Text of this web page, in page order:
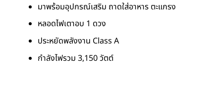
มาพร้อมอุปกรณ์เสริม ถาดใส่อาหาร ตะแกรง
หลอดไฟเตาอบ 1 ดวง
ประหยัดพลังงาน Class A
กำลังไฟรวม 3,150 วัตต์